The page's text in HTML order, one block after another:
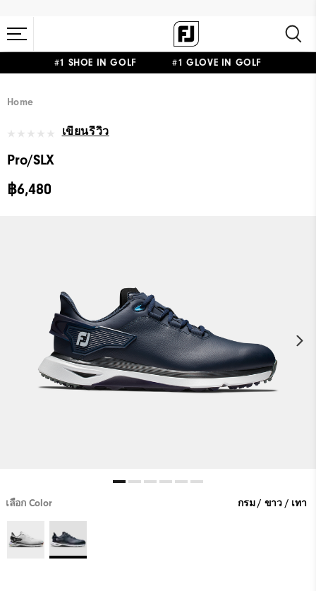
#1 SHOE IN GOLF #1 GLOVE IN GOLF
Home
เขียนรีวิว
Pro/SLX
฿6,480
เลือก Color กรม / ขาว / เทา